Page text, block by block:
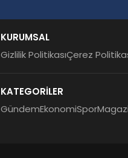
KURUMSAL
Gizlilik PolitikasıÇerez
KATEGORİLER
GündemEkonomiSpor